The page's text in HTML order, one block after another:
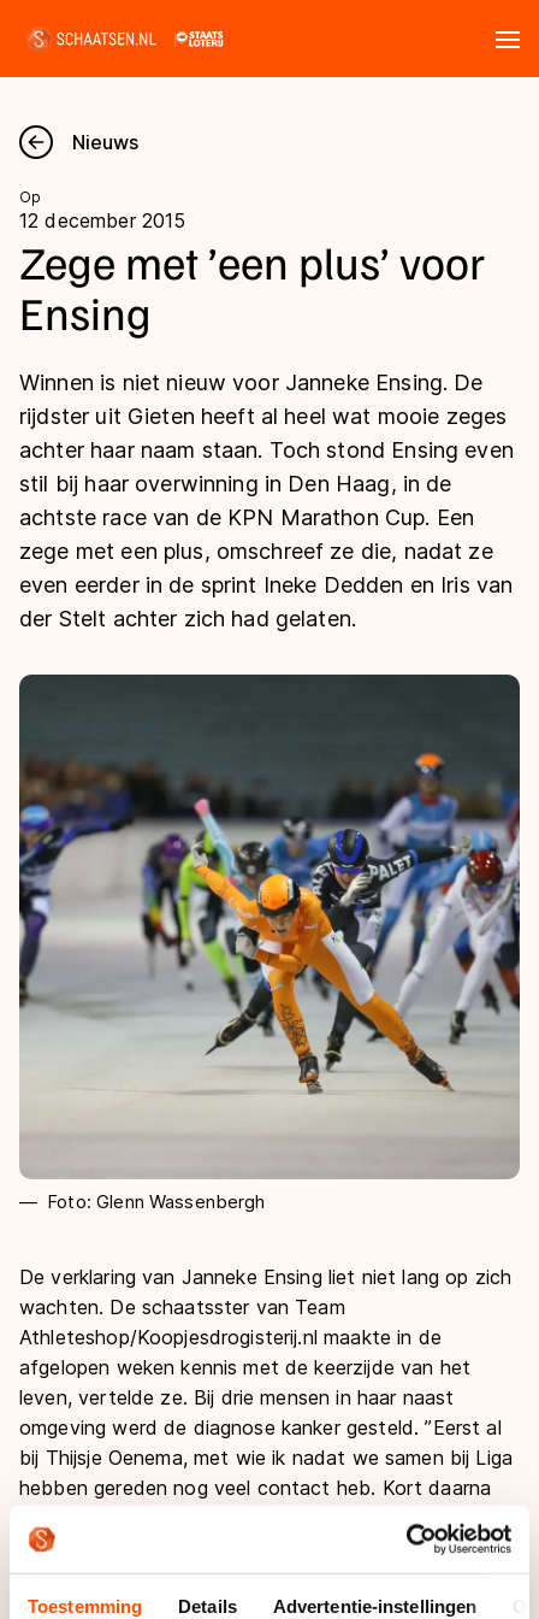
Toestemming Details Advertentie-instellingen
Nieuws
Kalender
Disciplines
Langebaan
Shorttrack
Inlineskaten
Kunstschaatsen
Schoonrijden
Natuurijs
Uitslagen
Langebaan
Shorttrack
Marathon
Inlineskaten
Kunstschaatsen
Tijden & historie
Ranglijsten Langebaan
Persoonlijke records & tijden
Historie & statistiek
De weg op
Inschrijven wedstrijden
Deze zomer de weg op
Schaatsfans
Alles voor jou als schaatsfan
Tickets
Livestreams
Word schaatsfan!
Winacties
Olympische Spelen
Medaille overzicht
Medaillespiegel
Olympische uitslagen
Van Jong tot Goud verhalen
Nieuws
Op
12 december 2015
Zege met ’een plus’ voor
Ensing
Winnen is niet nieuw voor Janneke Ensing. De
rijdster uit Gieten heeft al heel wat mooie zeges
achter haar naam staan. Toch stond Ensing even
stil bij haar overwinning in Den Haag, in de
achtste race van de KPN Marathon Cup. Een
zege met een plus, omschreef ze die, nadat ze
even eerder in de sprint Ineke Dedden en Iris van
der Stelt achter zich had gelaten.
Foto: Glenn Wassenbergh
De verklaring van Janneke Ensing liet niet lang op zich
wachten. De schaatsster van Team
Athleteshop/Koopjesdrogisterij.nl maakte in de
afgelopen weken kennis met de keerzijde van het
leven, vertelde ze. Bij drie mensen in haar naast
omgeving werd de diagnose kanker gesteld. ’’Eerst al
bij Thijsje Oenema, met wie ik nadat we samen bij Liga
hebben gereden nog veel contact heb. Kort daarna
volgden nog twee mensen. Dat raakt me, en dan vind
ik de zege die hier vanavond behaal opeens weer heel
bijzonder.’’